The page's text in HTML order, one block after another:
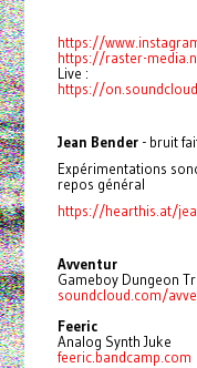
https://
https://raster-
Live :
https://
Jean Bender- bruit
Expérimentations
repos général
https://hearthis.at/
Avventur
Gameboy Dungeon
soundcloud.com/
Feeric
Analog Synth Juke
feeric.bandcamp.com